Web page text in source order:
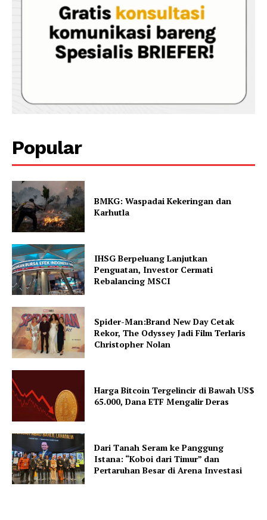
Popular
BMKG: Waspadai Kekeringan dan
Karhutla
IHSG Berpeluang Lanjutkan
Penguatan, Investor Cermati
Rebalancing MSCI
Spider-Man:Brand New Day Cetak
Rekor, The Odyssey Jadi Film Terlaris
Christopher Nolan
Harga Bitcoin Tergelincir di Bawah US$
65.000, Dana ETF Mengalir Deras
Dari Tanah Seram ke Panggung
Istana: “Koboi dari Timur” dan
Pertaruhan Besar di Arena Investasi